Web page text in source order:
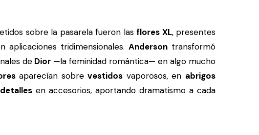
sobre la pasarela fueron lasflores XL, presentes
tridimensionales. Andersontransformó
de Dior —la feminidad romántica— en algo mucho
aparecían sobrevestidos vaporosos, en abrigos
detalles en accesorios, aportando dramatismo a cada